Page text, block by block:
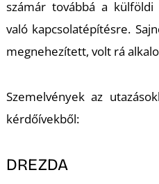
számár továbbá a külföldi
való kapcsolatépítésre.
megnehezített, volt rá
Szemelvények az
kérdőívekből:
DREZDA